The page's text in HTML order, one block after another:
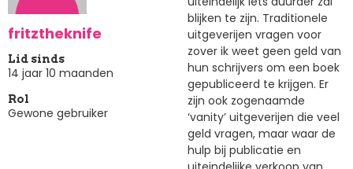
fritztheknife
Lid sinds
14 jaar 10 maanden
Rol
Gewone gebruiker
blijken te zijn. Traditionele
uitgeverijen vragen voor
zover ik weet geen geld van
hun schrijvers om een boek
gepubliceerd te krijgen. Er
zijn ook zogenaamde
‘vanity’ uitgeverijen die veel
geld vragen, maar waar de
hulp bij publicatie en